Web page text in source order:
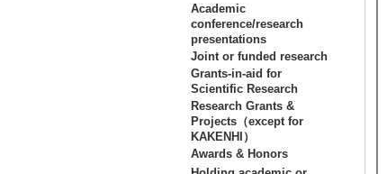
Academic
conference/research
presentations
Joint or funded research
Grants-in-aid for
Scientific Research
Research Grants &
Projects（except for
KAKENHI）
Awards & Honors